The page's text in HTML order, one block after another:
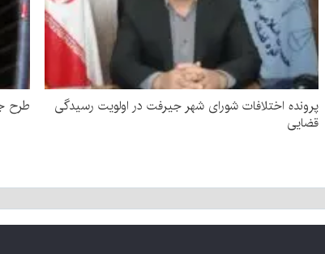
پرونده اختلافات شورای شهر جیرفت در اولویت رسیدگی
قضایی
طرح